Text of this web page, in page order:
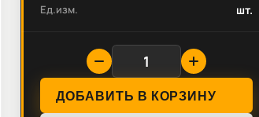
Ед.изм. шт.
ДОБАВИТЬ В КОРЗИНУ